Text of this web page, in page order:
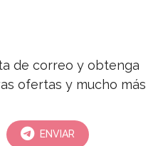
de correo y obtenga
ofertas y mucho más
ENVIAR